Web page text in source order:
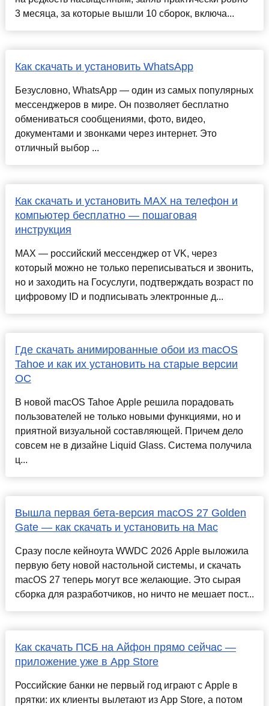
3 месяца, за которые вышли 10 сборок, включа...
Как скачать и установить WhatsApp
Безусловно, WhatsApp — один из самых популярных
мессенджеров в мире. Он позволяет бесплатно
обмениваться сообщениями, фото, видео,
документами и звонками через интернет. Это
отличный выбор ...
Как скачать и установить MAX на телефон и
компьютер бесплатно — пошаговая
инструкция
MAX — российский мессенджер от VK, через
который можно не только переписываться и звонить,
но и заходить на Госуслуги, подтверждать возраст по
цифровому ID и подписывать электронные д...
Где скачать анимированные обои из macOS
Tahoe и как их установить на старые версии
ОС
В новой macOS Tahoe Apple решила порадовать
пользователей не только новыми функциями, но и
приятной визуальной составляющей. Причем дело
совсем не в дизайне Liquid Glass. Система получила
ц...
Вышла первая бета-версия macOS 27 Golden
Gate — как скачать и установить на Mac
Сразу после кейноута WWDC 2026 Apple выложила
первую бету новой настольной системы, и скачать
macOS 27 теперь могут все желающие. Это сырая
сборка для разработчиков, но ничто не мешает пост...
Как скачать ПСБ на Айфон прямо сейчас —
приложение уже в App Store
Российские банки не первый год играют с Apple в
прятки: их клиенты вылетают из App Store, а потом